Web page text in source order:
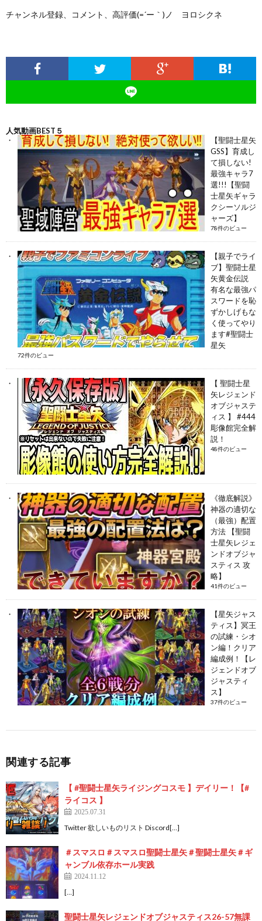
チャンネル登録、コメント、高評価(=´ー｀)ノ ヨロシクネ
人気動画BEST５
【聖闘士星矢
GSS】育成し
て損しない!
最強キャラ7
選!!!【聖闘
士星矢ギャラ
クシーソルジ
ャーズ】
78件のビュー
【親子でライ
ブ】聖闘士星
矢黄金伝説
有名な最強パ
スワードを恥
ずかしげもな
く使ってやり
ます#聖闘士
星矢
72件のビュー
【 聖闘士星
矢レジェンド
オブジャステ
ィス 】 #444
彫像館完全解
説！
48件のビュー
《徹底解説》
神器の適切な
（最強）配置
方法 【聖闘
士星矢レジェ
ンドオブジャ
スティス 攻
略】
41件のビュー
【星矢ジャス
ティス】冥王
の試練・シオ
ン編！クリア
編成例！【レ
ジェンドオブ
ジャスティ
ス】
37件のビュー
関連する記事
【 #聖闘士星矢ライジングコスモ 】デイリー！【#
ライコス 】
2025.07.31
Twitter 欲しいものリスト Discord[…]
＃スマスロ＃スマスロ聖闘士星矢＃聖闘士星矢＃ギ
ャンブル依存ホール実践
2024.11.12
[…]
聖闘士星矢レジェンドオブジャスティス26-57無課